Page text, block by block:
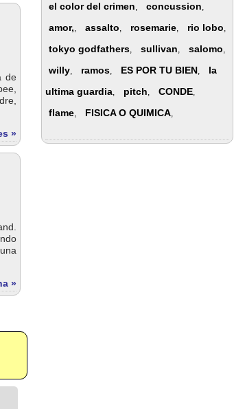
de
»
»
el color del crimen, concussion,
amor,, assalto, rosemarie, rio lobo,
tokyo godfathers, sullivan, salomo,
willy, ramos, ES POR TU BIEN,
la
ultima guardia, pitch, CONDE,
flame, FISICA O QUIMICA,